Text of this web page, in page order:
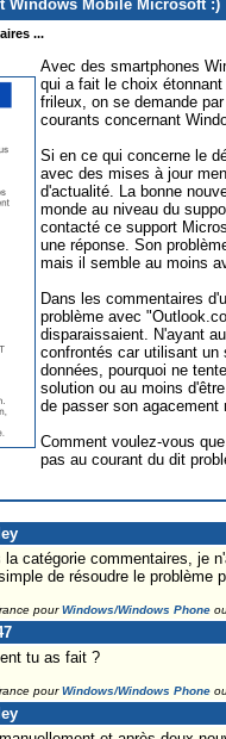
Windows Mobile Microsoft :)
...
Avec des smartphones
qui a fait le choix
frileux, on se demande
courants concernant
Si en ce qui concerne le
avec des mises à jour
d'actualité. La bonne
monde au niveau du
contacté ce support
une réponse. Son
mais il semble au moins
Dans les commentaires
problème avec
disparaissaient. N'ayant
confrontés car utilisant un
données, pourquoi ne
solution ou au moins
de passer son agacement
Comment voulez-vous
pas au courant du dit
catégorie commentaires, je
de résoudre le problème
pourWindows/Windows Phone
tu as fait ?
pourWindows/Windows Phone